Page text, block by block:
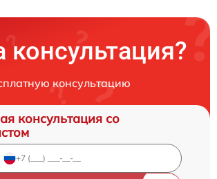
консультацию
консультация со